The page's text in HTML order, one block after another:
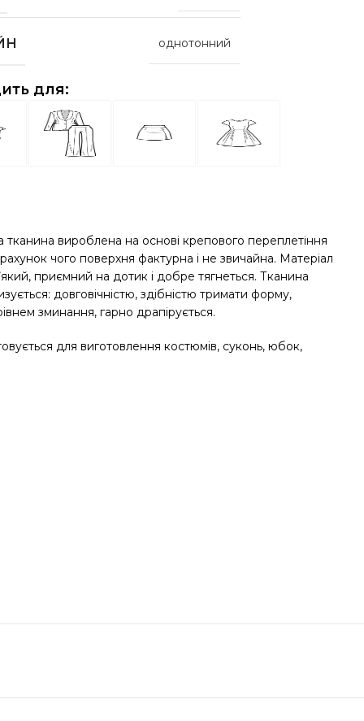
однотонний
для:
вироблена на основі крепового переплетіння
чого поверхня фактурна і не звичайна. Матеріал
приємний на дотик і добре тягнеться. Тканина
довговічністю, здібністю тримати форму,
зминання, гарно драпірується.
для виготовлення костюмів, суконь, юбок,